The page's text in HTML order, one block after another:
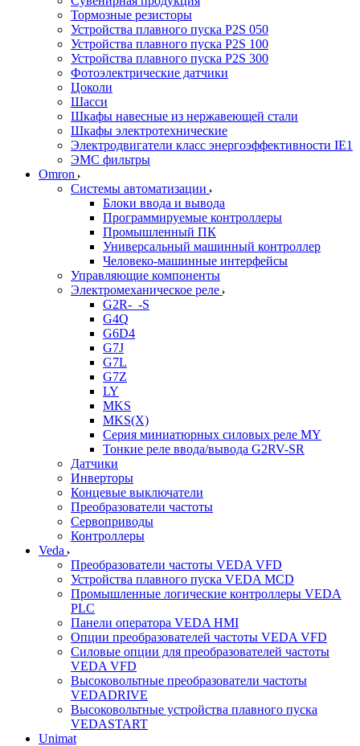
Тормозные резисторы
Устройства плавного пуска P2S 050
Устройства плавного пуска P2S 100
Устройства плавного пуска P2S 300
Фотоэлектрические датчики
Цоколи
Шасси
Шкафы навесные из нержавеющей стали
Шкафы электротехнические
Электродвигатели класс энергоэффективности IE1
ЭМС фильтры
Omron
Системы автоматизации
Блоки ввода и вывода
Программируемые контроллеры
Промышленный ПК
Универсальный машинный контроллер
Человеко-машинные интерфейсы
Управляющие компоненты
Электромеханическое реле
G2R-_-S
G4Q
G6D4
G7J
G7L
G7Z
LY
MKS
MKS(X)
Серия миниатюрных силовых реле MY
Тонкие реле ввода/вывода G2RV-SR
Датчики
Инверторы
Концевые выключатели
Преобразователи частоты
Сервоприводы
Контроллеры
Veda
Преобразователи частоты VEDA VFD
Устройства плавного пуска VEDA MCD
Промышленные логические контроллеры VEDA
PLC
Панели оператора VEDA HMI
Опции преобразователей частоты VEDA VFD
Силовые опции для преобразователей частоты
VEDA VFD
Высоковольтные преобразователи частоты
VEDADRIVE
Высоковольтные устройства плавного пуска
VEDASTART
Unimat